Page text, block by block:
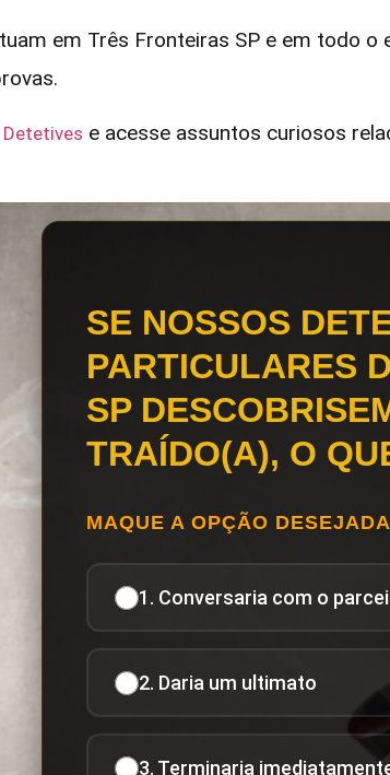
em Três Fronteiras SP e em todo
Detetives e acesse assuntos curiosos
SE NOSSOS
PARTICULARES
SP
TRAÍDO(A), O
MAQUE A OPÇÃO DESEJADA
1. Conversaria com o
2. Daria um ultimato
3. Terminaria